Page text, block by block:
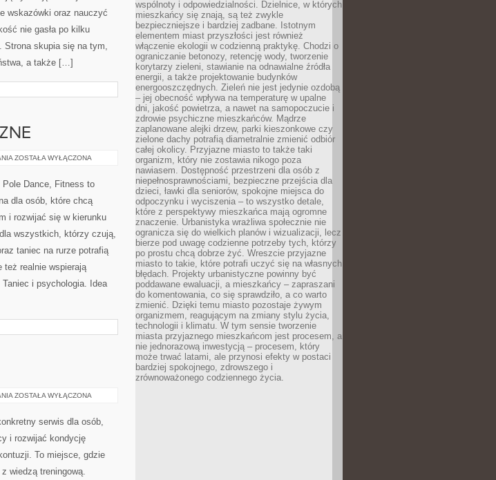
wskazówki oraz nauczyć
nie gasła po kilku
Strona skupia się na tym,
a także […]
DIY
I
REKWIZYTY
ZOSTAŁA WYŁĄCZONA
Pole Dance, Fitness to
dla osób, które chcą
i rozwijać się w kierunku
wszystkich, którzy czują,
taniec na rurze potrafią
też realnie wspierają
i psychologia. Idea
TRENING
ZOSTAŁA WYŁĄCZONA
serwis dla osób,
i rozwijać kondycję
To miejsce, gdzie
wiedzą treningową.
wspólnoty i odpowiedzialności. Dzielnice, w których
mieszkańcy się znają, są też zwykle
bezpieczniejsze i bardziej zadbane. Istotnym
elementem miast przyszłości jest również
włączenie ekologii w codzienną praktykę. Chodzi o
ograniczanie betonozy, retencję wody, tworzenie
korytarzy zieleni, stawianie na odnawialne źródła
energii, a także projektowanie budynków
energooszczędnych. Zieleń nie jest jedynie ozdobą
– jej obecność wpływa na temperaturę w upalne
dni, jakość powietrza, a nawet na samopoczucie i
zdrowie psychiczne mieszkańców. Mądrze
zaplanowane alejki drzew, parki kieszonkowe czy
zielone dachy potrafią diametralnie zmienić odbiór
całej okolicy. Przyjazne miasto to także taki
organizm, który nie zostawia nikogo poza
nawiasem. Dostępność przestrzeni dla osób z
niepełnosprawnościami, bezpieczne przejścia dla
dzieci, ławki dla seniorów, spokojne miejsca do
odpoczynku i wyciszenia – to wszystko detale,
które z perspektywy mieszkańca mają ogromne
znaczenie. Urbanistyka wrażliwa społecznie nie
ogranicza się do wielkich planów i wizualizacji, lecz
bierze pod uwagę codzienne potrzeby tych, którzy
po prostu chcą dobrze żyć. Wreszcie przyjazne
miasto to takie, które potrafi uczyć się na własnych
błędach. Projekty urbanistyczne powinny być
poddawane ewaluacji, a mieszkańcy – zapraszani
do komentowania, co się sprawdziło, a co warto
zmienić. Dzięki temu miasto pozostaje żywym
organizmem, reagującym na zmiany stylu życia,
technologii i klimatu. W tym sensie tworzenie
miasta przyjaznego mieszkańcom jest procesem, a
nie jednorazową inwestycją – procesem, który
może trwać latami, ale przynosi efekty w postaci
bardziej spokojnego, zdrowszego i
zrównoważonego codziennego życia.